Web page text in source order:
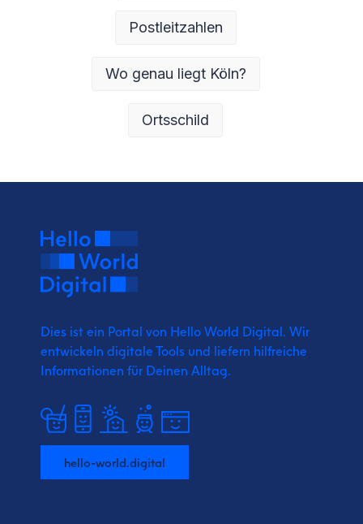
Postleitzahlen
Wo genau liegt Köln?
Ortsschild
Dies ist ein Portal von Hello World Digital. Wir
entwickeln digitale Tools und liefern hilfreiche
Informationen für Deinen Alltag.
hello-world.digital